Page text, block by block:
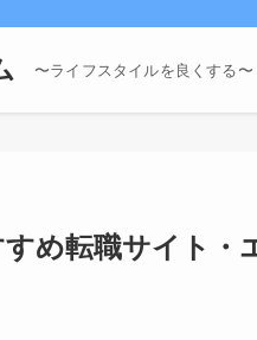
〜ライフスタイルを良くする〜
すめ転職サイト・